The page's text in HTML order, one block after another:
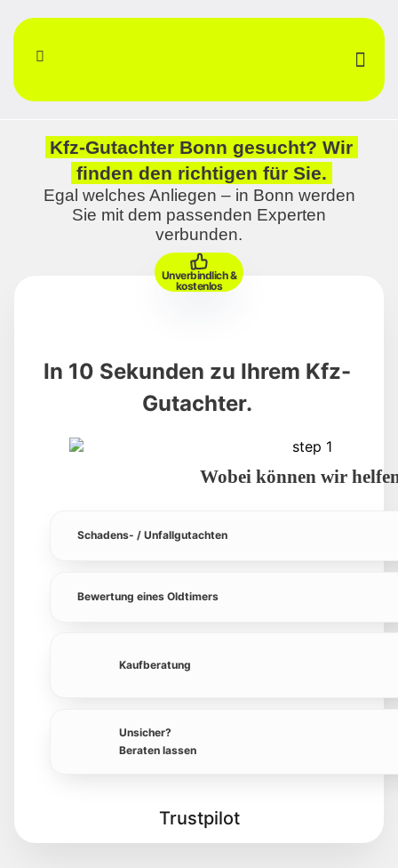
Kfz-Gutachter Bonn gesucht? Wir
finden den richtigen für Sie.
Egal welches Anliegen – in Bonn werden
Sie mit dem passenden Experten
verbunden.
In 10 Sekunden zu Ihrem Kfz-
Gutachter.
Wobei können wir
Schadens- / Unfallgutachten
Bewertung eines Oldtimers
Kaufberatung
Unsicher?
Beraten lassen
Unverbindlich &
kostenlos
Trustpilot